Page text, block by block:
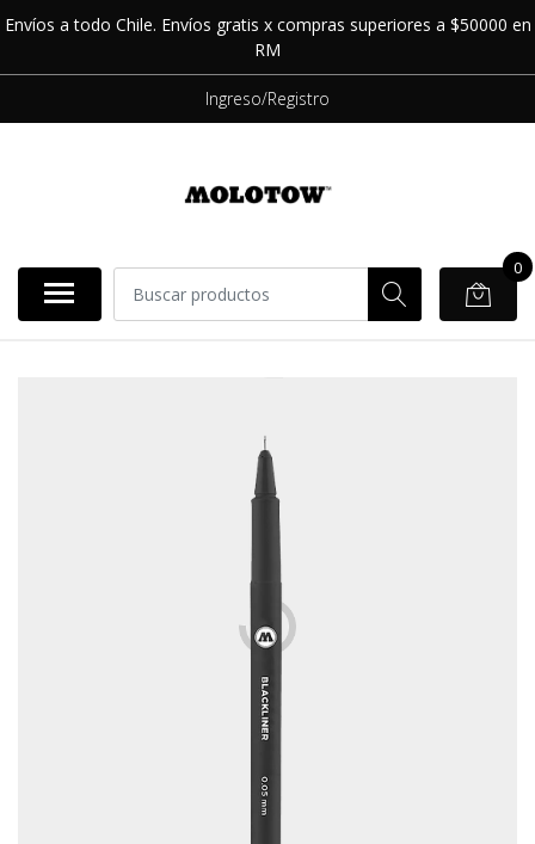
Envíos a todo Chile. Envíos gratis x compras superiores a $50000 en
RM
Ingreso/Registro
0